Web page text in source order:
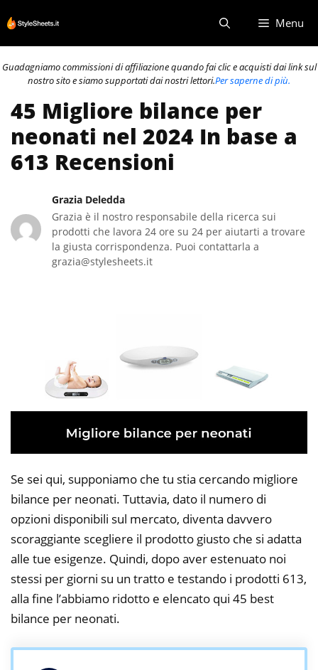
al
contenuto
Menu
Guadagniamo commissioni di affiliazione quando fai clic e acquisti dai link sul
nostro sito e siamo supportati dai nostri lettori.Per saperne di più.
45 Migliore bilance per
neonati nel 2024 In base a
613 Recensioni
Grazia Deledda
Grazia è il nostro responsabile della ricerca sui
prodotti che lavora 24 ore su 24 per aiutarti a trovare
la giusta corrispondenza. Puoi contattarla a
grazia@stylesheets.it
Se sei qui, supponiamo che tu stia cercando migliore
bilance per neonati. Tuttavia, dato il numero di
opzioni disponibili sul mercato, diventa davvero
scoraggiante scegliere il prodotto giusto che si adatta
alle tue esigenze. Quindi, dopo aver estenuato noi
stessi per giorni su un tratto e testando i prodotti 613,
alla fine l’abbiamo ridotto e elencato qui 45 best
bilance per neonati.